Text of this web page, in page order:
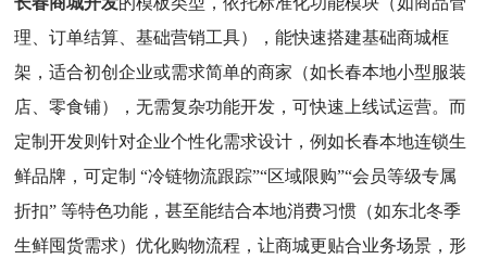
理、订单结算、基础营销工具），能快速搭建基础商城框
架，适合初创企业或需求简单的商家（如长春本地小型服装
店、零食铺），无需复杂功能开发，可快速上线试运营。而
定制开发则针对企业个性化需求设计，例如长春本地连锁生
鲜品牌，可定制 “冷链物流跟踪”“区域限购”“会员等级专属
折扣” 等特色功能，甚至能结合本地消费习惯（如东北冬季
生鲜囤货需求）优化购物流程，让商城更贴合业务场景，形